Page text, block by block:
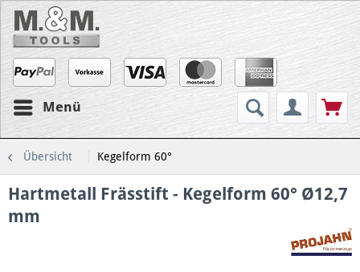
Menü
Übersicht Kegelform 60°
Hartmetall Frässtift - Kegelform 60° Ø12,7
mm